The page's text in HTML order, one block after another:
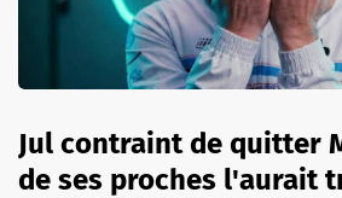
Jul contraint de quitter
de ses proches l'aurait